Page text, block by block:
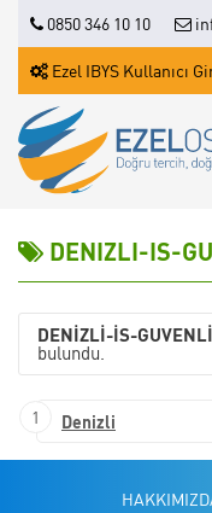
0850 346 10 10
Ezel IBYS Kullanıcı
DENIZLI-IS-
DENIZLI-IS-
bulundu.
1 Denizli